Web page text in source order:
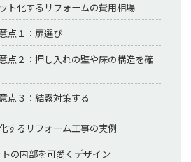
ト化するリフォームの費用相場
点１：扉選び
点２：押し入れの壁や床の構造を確
点３：結露対策する
するリフォーム工事の実例
トの内部を可愛くデザイン